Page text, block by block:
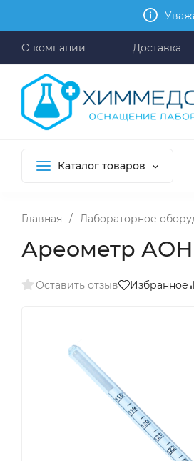
О компании Доставка
Каталог товаров
Главная / Лабораторное
Ареометр АОН-
Оставить отзыв Избранное